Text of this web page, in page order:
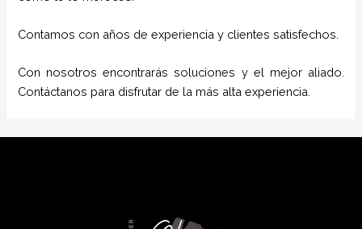
Contamos con años de experiencia y clientes satisfechos.
Con nosotros encontrarás soluciones y el mejor aliado.
Contáctanos para disfrutar de la más alta experiencia.